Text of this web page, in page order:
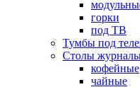
горки
под ТВ
Тумбы под
Столы
кофейные
чайные